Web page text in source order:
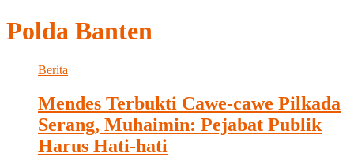
Polda Banten
Berita
Mendes Terbukti Cawe-cawe Pilkada
Serang, Muhaimin: Pejabat Publik
Harus Hati-hati